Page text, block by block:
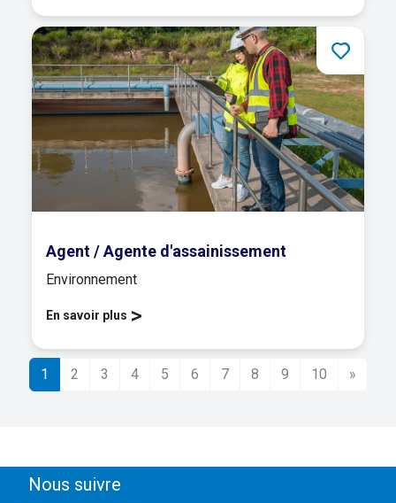
Agent / Agente d'assainissement
Environnement
En savoir plus >
1 2 3 4 5 6 7 8 9 10 »
Nous suivre